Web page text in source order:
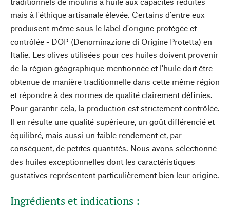
mais à l'éthique artisanale élevée. Certains d'entre eux
produisent même sous le label d'origine protégée et
contrôlée - DOP (Denominazione di Origine Protetta) en
Italie. Les olives utilisées pour ces huiles doivent provenir
de la région géographique mentionnée et l'huile doit être
obtenue de manière traditionnelle dans cette même région
et répondre à des normes de qualité clairement définies.
Pour garantir cela, la production est strictement contrôlée.
Il en résulte une qualité supérieure, un goût différencié et
équilibré, mais aussi un faible rendement et, par
conséquent, de petites quantités. Nous avons sélectionné
des huiles exceptionnelles dont les caractéristiques
gustatives représentent particulièrement bien leur origine.
Ingrédients et indications :